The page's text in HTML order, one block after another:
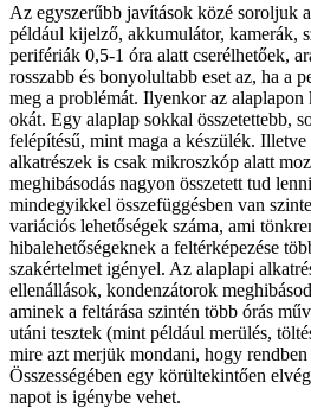
Az egyszerűbb javítások közé soroljuk
például kijelző, akkumulátor, kamerák,
perifériák 0,5-1 óra alatt cserélhetőek,
rosszabb és bonyolultabb eset az, ha a
meg a problémát. Ilyenkor az
okát. Egy alaplap sokkal összetettebb,
felépítésű, mint maga a készülék. Illetve
alkatrészek is csak mikroszkóp alatt
meghibásodás nagyon összetett tud
mindegyikkel összefüggésben van
variációs lehetőségek száma, ami
hibalehetőségeknek a feltérképezése
szakértelmet igényel. Az alaplapi
ellenállások, kondenzátorok
aminek a feltárása szintén több órás
utáni tesztek (mint például merülés,
mire azt merjük mondani, hogy
Összességében egy körültekintően
napot is igénybe vehet.